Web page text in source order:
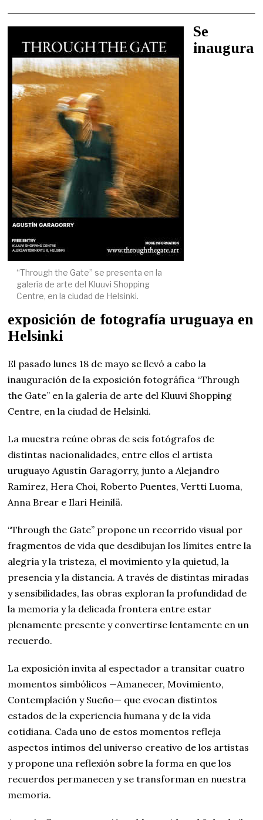
“Through the Gate” se presenta en la
galería de arte del Kluuvi Shopping
Centre, en la ciudad de Helsinki.
Se
inaugura
exposición de fotografía uruguaya en
Helsinki
El pasado lunes 18 de mayo se llevó a cabo la
inauguración de la exposición fotográfica “Through
the Gate” en la galería de arte del Kluuvi Shopping
Centre, en la ciudad de Helsinki.
La muestra reúne obras de seis fotógrafos de
distintas nacionalidades, entre ellos el artista
uruguayo Agustín Garagorry, junto a Alejandro
Ramírez, Hera Choi, Roberto Puentes, Vertti Luoma,
Anna Brear e Ilari Heinilä.
“Through the Gate” propone un recorrido visual por
fragmentos de vida que desdibujan los límites entre la
alegría y la tristeza, el movimiento y la quietud, la
presencia y la distancia. A través de distintas miradas
y sensibilidades, las obras exploran la profundidad de
la memoria y la delicada frontera entre estar
plenamente presente y convertirse lentamente en un
recuerdo.
La exposición invita al espectador a transitar cuatro
momentos simbólicos —Amanecer, Movimiento,
Contemplación y Sueño— que evocan distintos
estados de la experiencia humana y de la vida
cotidiana. Cada uno de estos momentos refleja
aspectos íntimos del universo creativo de los artistas
y propone una reflexión sobre la forma en que los
recuerdos permanecen y se transforman en nuestra
memoria.